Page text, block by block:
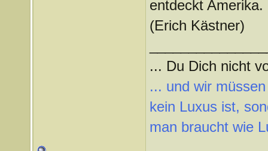
entdeckt Amerika.
(Erich Kästner)
... Du Dich nicht
... und wir
kein Luxus ist,
man braucht wie